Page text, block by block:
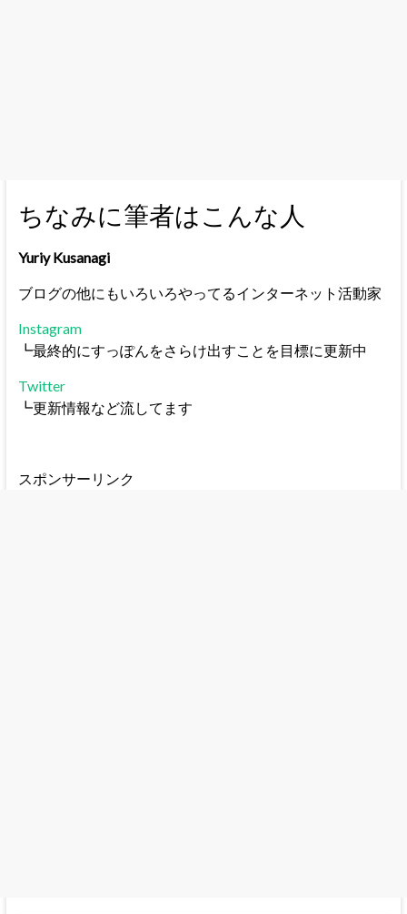
ちなみに筆者はこんな人
Yuriy Kusanagi
ブログの他にもいろいろやってるインターネット活動家
Instagram
┗最終的にすっぽんをさらけ出すことを目標に更新中
Twitter
┗更新情報など流してます
スポンサーリンク